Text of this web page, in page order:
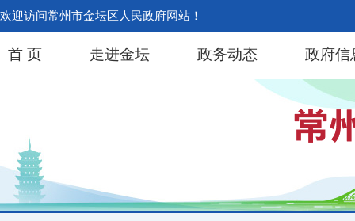
欢迎访问常州市金坛区人民政府网站！
首 页 走进金坛 政务动态 政府信